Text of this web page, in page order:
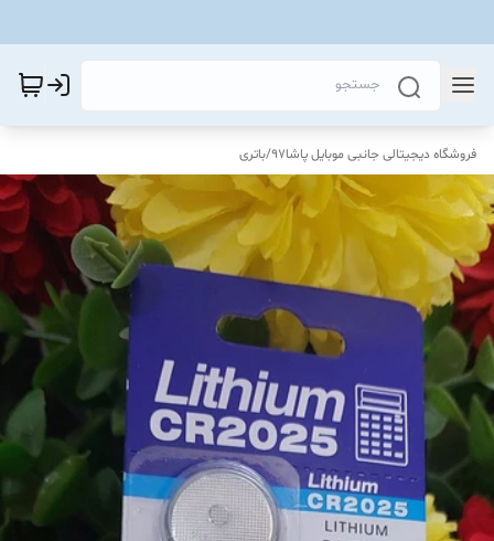
فروشگاه دیجیتالی جانبی موبایل پاشا97 /باتری